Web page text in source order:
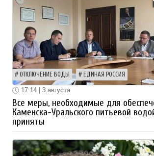
ОТКЛЮЧЕНИЕ ВОДЫ ЕДИНАЯ РОССИЯ
17:14 | 3 августа
Все меры, необходимые для
Каменска-Уральского питьевой
приняты